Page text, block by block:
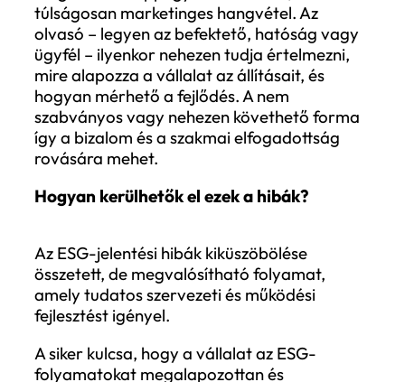
Stratégiai illeszkedési hibák
Sok szervezetnél az ESG-jelentés önálló
dokumentumként készül, nem
vállalat hosszú távú stratégiájához vagy
döntéshozatali folyamataihoz. Ilyenkor
ESG-feladatoknak nincs kijelölt
vezetés bevonása minimális, és az ESG-
ilyen jelentés gyakran formális, a
kipipálására szolgál, és nem válik a
vagy a szervezeti tanulás eszközévé. A
stratégiai beágyazottság hiánya miatt a
vállalat könnyen elveszíti a lehetőséget,
az ESG-t versenyelőnnyé alakítsa.